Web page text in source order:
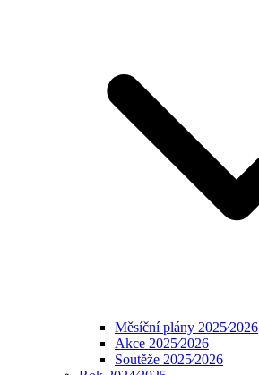
Měsíční plány 2025⁄2026
Akce 2025⁄2026
Soutěže 2025⁄2026